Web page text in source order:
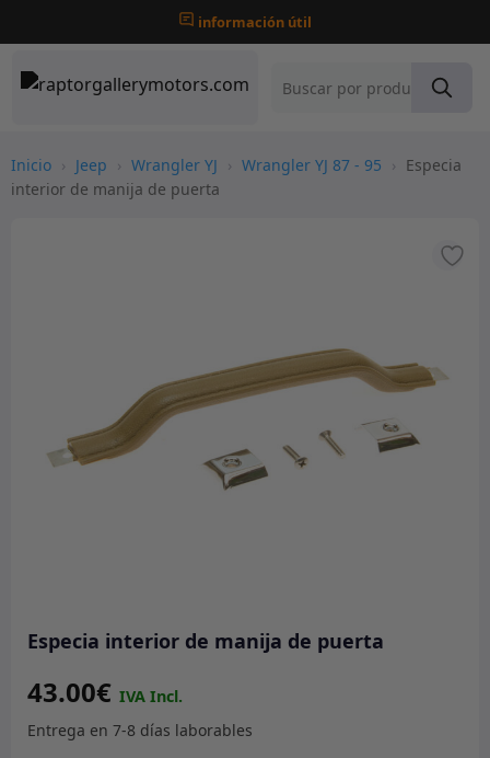
información útil
Inicio › Jeep › Wrangler YJ › Wrangler YJ 87 - 95 › Especia
interior de manija de puerta
Especia interior de manija de puerta
43.00€